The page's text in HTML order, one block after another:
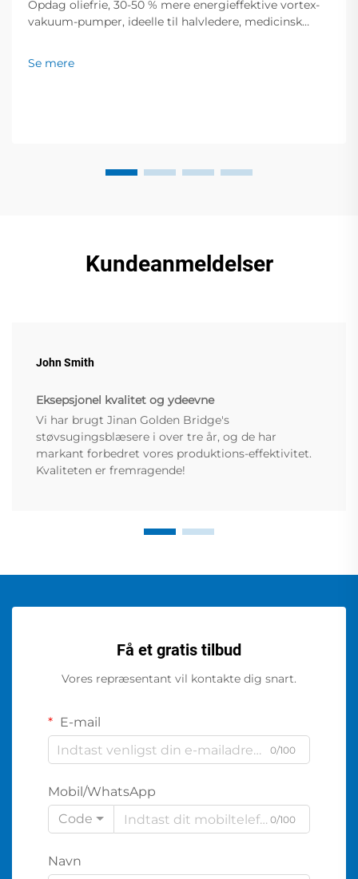
Opdag oliefrie, 30-50 % mere energieffektive vortex-
vakuum-pumper, ideelle til halvledere, medicinsk
Se mere
Kundeanmeldelser
John Smith
Eksepsjonel kvalitet og ydeevne
Vi har brugt Jinan Golden Bridge's
støvsugingsblæsere i over tre år, og de har
markant forbedret vores produktions-effektivitet.
Kvaliteten er fremragende!
Få et gratis tilbud
Vores repræsentant vil kontakte dig snart.
E-mail
0/100
Mobil/WhatsApp
Code
0/100
Navn